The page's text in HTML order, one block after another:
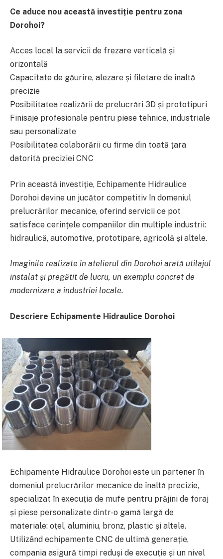
Ce aduce nou această investiție pentru zona
Dorohoi?
Acces local la servicii de frezare verticală și
orizontală
Capacitate de găurire, alezare și filetare de înaltă
precizie
Posibilitatea realizării de prelucrări 3D și prototipuri
Finisaje profesionale pentru piese tehnice, industriale
sau personalizate
Posibilitatea colaborării cu firme din toată țara
datorită preciziei CNC
Prin această investiție, Echipamente Hidraulice
Dorohoi devine un jucător competitiv în domeniul
prelucrărilor mecanice, oferind servicii ce pot
satisface cerințele companiilor din multiple industrii:
hidraulică, automotive, prototipare, agricolă și altele.
Imaginile realizate în atelierul din Dorohoi arată utilajul
instalat și pregătit de lucru, un exemplu concret de
modernizare a industriei locale.
Descriere Echipamente Hidraulice Dorohoi
Echipamente Hidraulice Dorohoi este un partener în
domeniul prelucrărilor mecanice de înaltă precizie,
specializat în execuția de mufe pentru prăjini de foraj
și piese personalizate dintr-o gamă largă de
materiale: oțel, aluminiu, bronz, plastic și altele.
Utilizând echipamente CNC de ultimă generație,
compania asigură timpi reduși de execuție și un nivel